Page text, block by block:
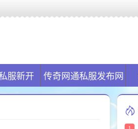
服新开 传奇网通私服发布网